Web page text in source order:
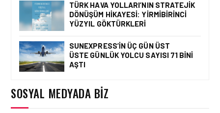
HIKAYESI: YIRMIBIRINCI
YÜZYIL GÖKTÜRKLERI
HAVACILIK • 06 AĞU 2026
TÜRK HAVA YOLLARI’NIN STRATEJIK
DÖNÜŞÜM HIKAYESI: YIRMIBIRINCI
YÜZYIL GÖKTÜRKLERI
SUNEXPRESS’IN ÜÇ GÜN ÜST
ÜSTE GÜNLÜK YOLCU SAYISI 71 BINI
AŞTI
SOSYAL MEDYADA BIZ